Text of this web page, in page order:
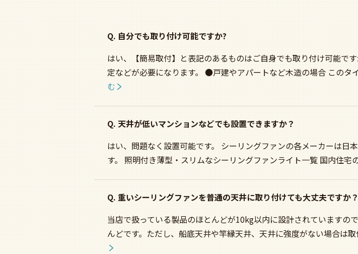
Q. 自分でも取り付け可能ですか?
はい、【簡易取付】と表記のあるものはご自身でも取り付け可能で
定などが必要になります。 ●戸建やアパートなど木造の場合 この
む
Q. 天井が低いマンションなどでも設置できますか？
はい、問題なく設置可能です。 シーリングファンの各メーカーは日
す。 照明付き薄型・スリムなシーリングファンライト一覧 国内住
Q. 重いシーリングファンを普通の天井に取り付けても大丈夫ですか？
当店で扱っている製品のほとんどが10kg以内に設計されていますの
んどです。ただし、船底天井や竿縁天井、天井に強度がない場合は